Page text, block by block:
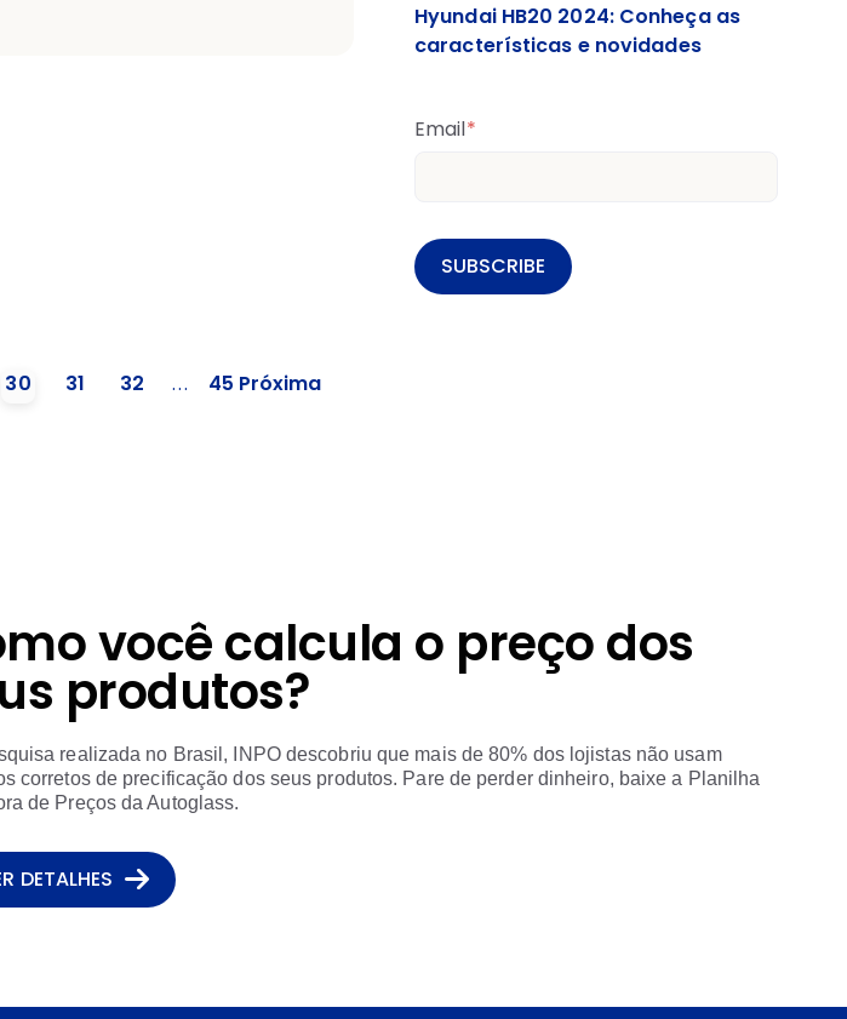
Hyundai HB20 2024: Conheça as
características e novidades
Email*
30 31 32 ... 45 Próxima
você calcula o preço dos
produtos?
realizada no Brasil, INPO descobriu que mais de 80% dos lojistas não usam
corretos de precificação dos seus produtos. Pare de perder dinheiro, baixe a Planilha
de Preços da Autoglass.
DETALHES